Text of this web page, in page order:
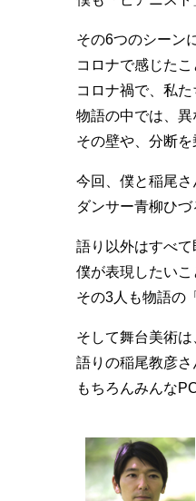
その6つのシーン
コロナで感じた
コロナ禍で、私
物語の中では、
その壁や、分断
今回、僕と稲尾さ
ダンサー青柳ひ
語り以外はすべて
僕が表現したいこ
その3人も物語の
そして舞台美術
語りの稲尾教彦さ
もちろんみんな